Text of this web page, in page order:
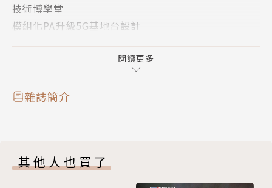
技術博學堂
模組化PA升級5G基地台設計
新興路由掃平AI工作效率瓶頸
10Base-T1L SPoE設計揭密
高效視覺系統力促邊緣智慧化
物聯網技術/應用滲透各行各業
閱讀更多
雜誌簡介
其他人也買了